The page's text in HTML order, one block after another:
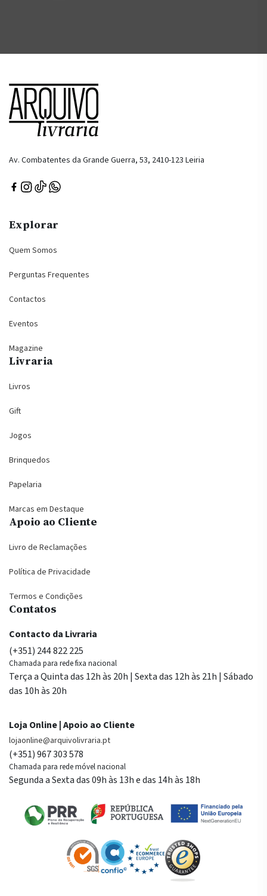
Av. Combatentes da Grande Guerra, 53, 2410-123 Leiria
Explorar
Quem Somos
Perguntas Frequentes
Contactos
Eventos
Magazine
Livraria
Livros
Gift
Jogos
Brinquedos
Papelaria
Marcas em Destaque
Apoio ao Cliente
Livro de Reclamações
Política de Privacidade
Termos e Condições
Contatos
Contacto da Livraria
(+351) 244 822 225
Chamada para rede fixa nacional
Terça a Quinta das 12h às 20h | Sexta das 12h às 21h | Sábado
das 10h às 20h
Loja Online | Apoio ao Cliente
lojaonline@arquivolivraria.pt
(+351) 967 303 578
Chamada para rede móvel nacional
Segunda a Sexta das 09h às 13h e das 14h às 18h